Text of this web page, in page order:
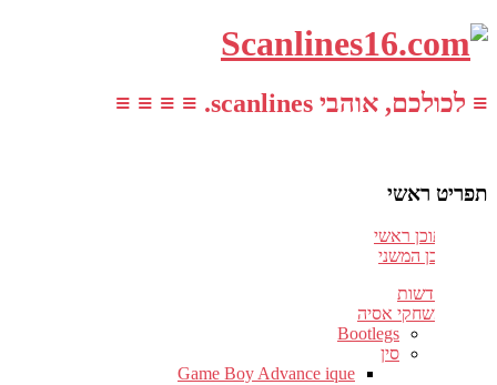
≡ לכולכם, אוהבי scanlines. ≡ ≡ ≡ ≡
תפריט ראשי
עבור לתוכן ראשי
דלג לתוכן המשני
חדשות
משחקי אסיה
Bootlegs
סין
Game Boy Advance ique